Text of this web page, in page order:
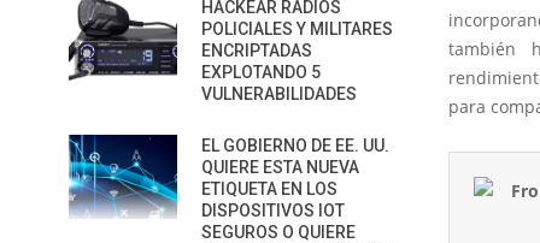
también
para
HACKEAR RADIOS
POLICIALES Y MILITARES
ENCRIPTADAS
EXPLOTANDO 5
VULNERABILIDADES
EL GOBIERNO DE EE. UU.
QUIERE ESTA NUEVA
ETIQUETA EN LOS
DISPOSITIVOS IOT
SEGUROS O QUIERE